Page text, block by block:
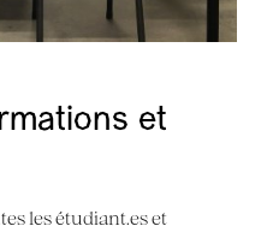
et
les étudiant.es et